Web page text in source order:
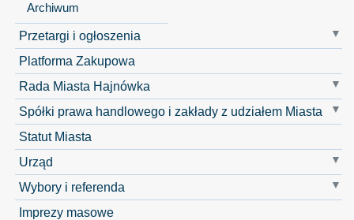
Archiwum
Przetargi i ogłoszenia
Platforma Zakupowa
Rada Miasta Hajnówka
Spółki prawa handlowego i zakłady z udziałem Miasta
Statut Miasta
Urząd
Wybory i referenda
Imprezy masowe